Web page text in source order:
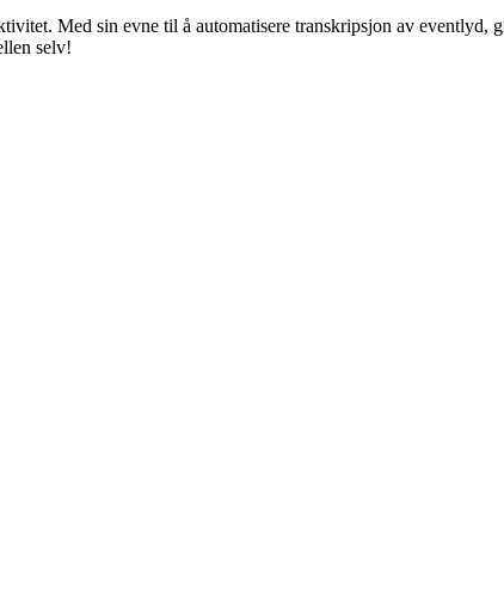
Med sin evne til å automatisere transkripsjon av eventlyd,
selv!